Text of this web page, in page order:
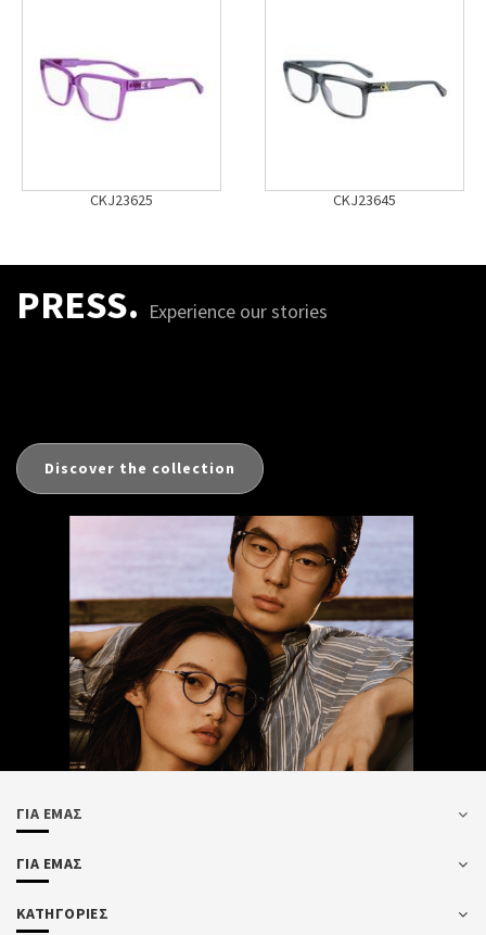
CKJ23625 CKJ23645
PRESS. Experience our stories
Discover the collection
ΓΙΑ ΕΜΑΣ
ΓΙΑ ΕΜΑΣ
ΚΑΤΗΓΟΡΙΕΣ